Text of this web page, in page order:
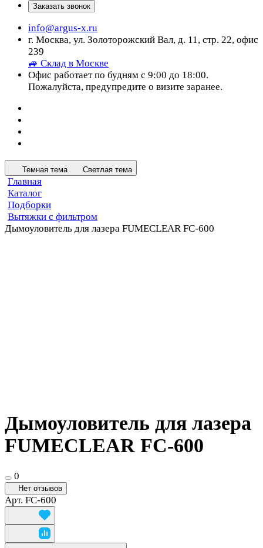
Заказать звонок
info@argus-x.ru
г. Москва, ул. Золоторожский Вал, д. 11, стр. 22, офис
239
🚙 Склад в Москве
Офис работает по будням с 9:00 до 18:00.
Пожалуйста, предупредите о визите заранее.
Темная тема Светлая тема
Главная
Каталог
Подборки
Вытяжки с фильтром
Дымоуловитель для лазера FUMECLEAR FC-600
Дымоуловитель для лазера
FUMECLEAR FC-600
0
Нет отзывов
Арт. FC-600